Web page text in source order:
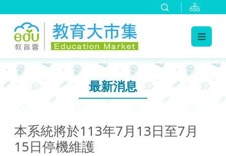
::: 最新消息
本系統將於113年7月13日至7月
15日停機維護